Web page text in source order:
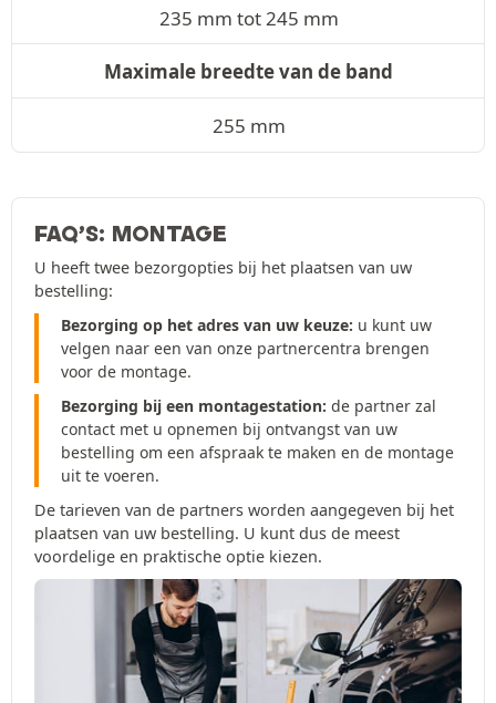
235 mm tot 245 mm
Maximale breedte van de band
255 mm
FAQ’S: MONTAGE
U heeft twee bezorgopties bij het plaatsen van uw
bestelling:
Bezorging op het adres van uw keuze: u kunt uw
velgen naar een van onze partnercentra brengen
voor de montage.
Bezorging bij een montagestation: de partner zal
contact met u opnemen bij ontvangst van uw
bestelling om een afspraak te maken en de montage
uit te voeren.
De tarieven van de partners worden aangegeven bij het
plaatsen van uw bestelling. U kunt dus de meest
voordelige en praktische optie kiezen.